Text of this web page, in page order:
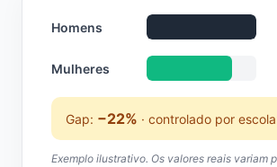
Homens
Mulheres
Gap: −22% · controlado por
Exemplo ilustrativo. Os valores reais variam